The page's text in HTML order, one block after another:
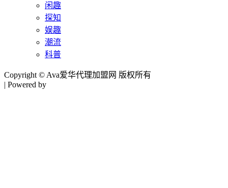
闲趣
探知
娱趣
潮流
科普
Copyright © Ava爱华代理加盟网 版权所有
| Powered by